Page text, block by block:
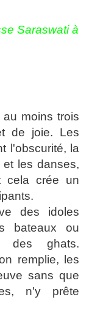
Saraswati à
moins trois
de joie. Les
l'obscurité, la
les danses,
cela crée un
des idoles
bateaux ou
des ghats.
remplie, les
sans que
n'y prête